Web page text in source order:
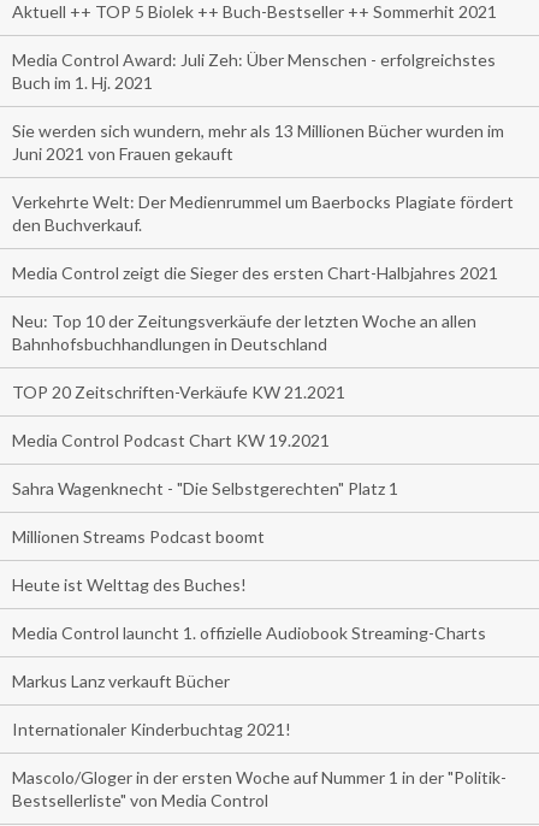
Aktuell ++ TOP 5 Biolek ++ Buch-Bestseller ++ Sommerhit 2021
Media Control Award: Juli Zeh: Über Menschen - erfolgreichstes
Buch im 1. Hj. 2021
Sie werden sich wundern, mehr als 13 Millionen Bücher wurden im
Juni 2021 von Frauen gekauft
Verkehrte Welt: Der Medienrummel um Baerbocks Plagiate fördert
den Buchverkauf.
Media Control zeigt die Sieger des ersten Chart-Halbjahres 2021
Neu: Top 10 der Zeitungsverkäufe der letzten Woche an allen
Bahnhofsbuchhandlungen in Deutschland
TOP 20 Zeitschriften-Verkäufe KW 21.2021
Media Control Podcast Chart KW 19.2021
Sahra Wagenknecht - "Die Selbstgerechten" Platz 1
Millionen Streams Podcast boomt
Heute ist Welttag des Buches!
Media Control launcht 1. offizielle Audiobook Streaming-Charts
Markus Lanz verkauft Bücher
Internationaler Kinderbuchtag 2021!
Mascolo/Gloger in der ersten Woche auf Nummer 1 in der "Politik-
Bestsellerliste" von Media Control